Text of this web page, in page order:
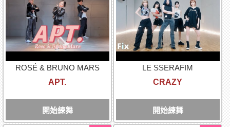
ROSÉ & BRUNO MARS
APT.
開始練舞
LE SSERAFIM
CRAZY
開始練舞